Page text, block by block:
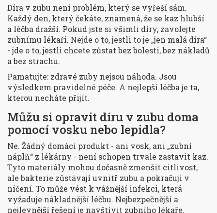
Díra v zubu není problém, který se vyřeší sám.
Každý den, který čekáte, znamená, že se kaz hlubší
a léčba dražší. Pokud jste si všimli díry, zavolejte
zubnímu lékaři. Nejde o to, jestli to je „jen malá díra“
- jde o to, jestli chcete zůstat bez bolesti, bez nákladů
a bez strachu.
Pamatujte: zdravé zuby nejsou náhoda. Jsou
výsledkem pravidelné péče. A nejlepší léčba je ta,
kterou necháte přijít.
Můžu si opravit díru v zubu doma
pomocí vosku nebo lepidla?
Ne. Žádný domácí produkt - ani vosk, ani „zubní
náplň“ z lékárny - není schopen trvale zastavit kaz.
Tyto materiály mohou dočasně zmenšit citlivost,
ale bakterie zůstávají uvnitř zubu a pokračují v
ničení. To může vést k vážnější infekci, která
vyžaduje nákladnější léčbu. Nejbezpečnější a
nejlevnější řešení je navštívit zubního lékaře.